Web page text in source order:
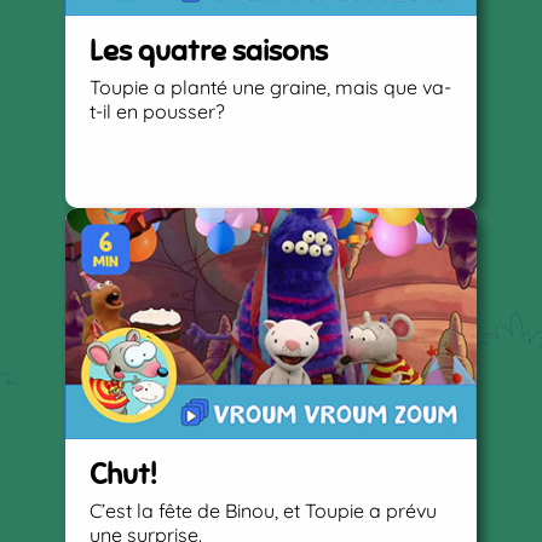
Les quatre saisons
Toupie a planté une graine, mais que va-
t-il en pousser?
Chut!
C’est la fête de Binou, et Toupie a prévu
une surprise.